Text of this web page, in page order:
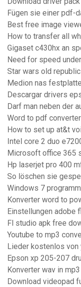
Fügen sie einer pdf-
Best free image
How to transfer all
Gigaset c430hx an
Need for speed
Star wars old
Medion nas
Descargar drivers
Darf man neben der
Word to pdf
How to set up at&t
Intel core 2 duo
Microsoft office 365
Hp laserjet pro 400
So löschen sie
Windows 7
Konverter word to
Einstellungen adobe
Fl studio apk free
Youtube to mp3
Lieder kostenlos von
Epson xp 205-207
Konverter wav in
Download videopad